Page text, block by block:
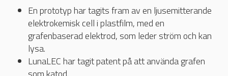
En prototyp har tagits fram av en ljusemitterande
elektrokemisk cell i plastfilm, med en
grafenbaserad elektrod, som leder ström och kan
lysa.
LunaLEC har tagit patent på att använda grafen